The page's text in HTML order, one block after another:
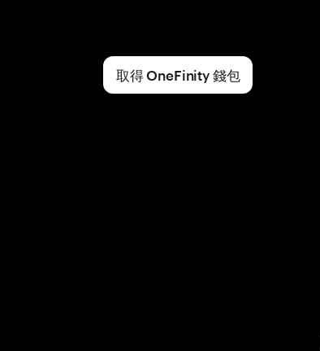
取得 OneFinity 錢包